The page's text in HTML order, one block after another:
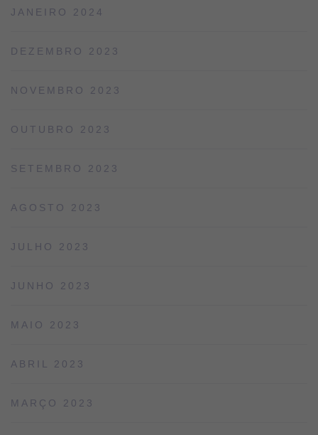
JANEIRO 2024
DEZEMBRO 2023
NOVEMBRO 2023
OUTUBRO 2023
SETEMBRO 2023
AGOSTO 2023
JULHO 2023
JUNHO 2023
MAIO 2023
ABRIL 2023
MARÇO 2023